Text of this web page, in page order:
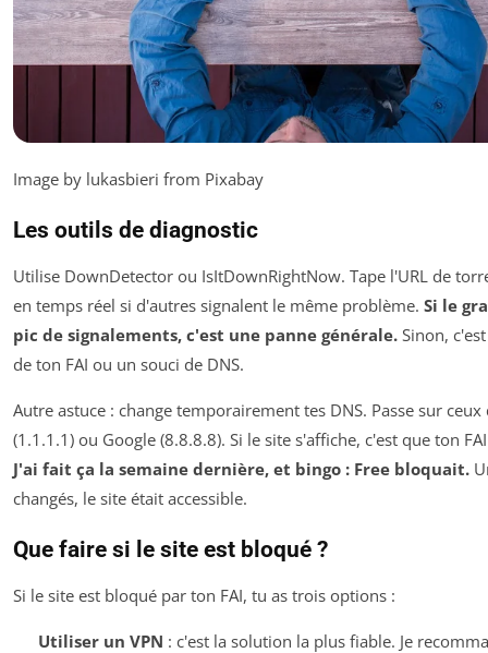
Image by lukasbieri from Pixabay
Les outils de diagnostic
Utilise DownDetector ou IsItDownRightNow. Tape l'URL de
en temps réel si d'autres signalent le même problème. Si le
pic de signalements, c'est une panne générale. Sinon,
de ton FAI ou un souci de DNS.
Autre astuce : change temporairement tes DNS. Passe sur
(1.1.1.1) ou Google (8.8.8.8). Si le site s'affiche, c'est que ton
J'ai fait ça la semaine dernière, et bingo : Free bloquait.
changés, le site était accessible.
Que faire si le site est bloqué ?
Si le site est bloqué par ton FAI, tu as trois options :
Utiliser un VPN : c'est la solution la plus fiable. Je